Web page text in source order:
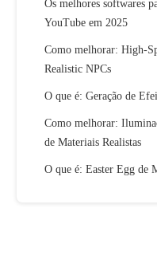
Os melhores softwares
YouTube em 2025
Como melhorar: High-
Realistic NPCs
O que é: Geração de
Como melhorar:
de Materiais Realistas
O que é: Easter Egg de